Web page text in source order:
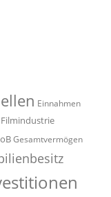
Einnahmen
Filmindustrie
Gesamtvermögen